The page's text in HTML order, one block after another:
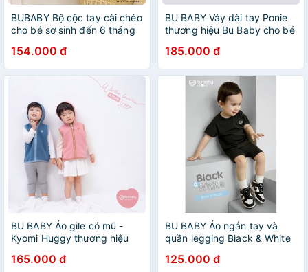
BUBABY Bộ cộc tay cài chéo
cho bé sơ sinh đến 6 tháng
154.000 đ
BU BABY Váy dài tay Ponie
thương hiệu Bu Baby cho bé
185.000 đ
BU BABY Áo gile có mũ -
Kyomi Huggy thương hiệu
165.000 đ
BU BABY Áo ngắn tay và
quần legging Black & White
125.000 đ